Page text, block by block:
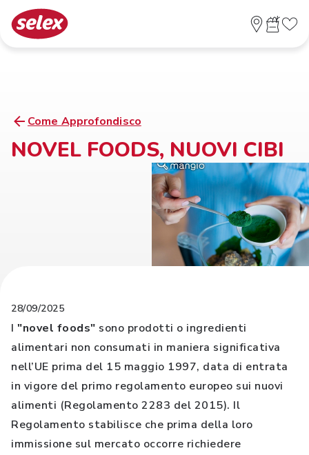
Come Approfondisco
NOVEL FOODS, NUOVI CIBI
28/09/2025
I "novel foods" sono prodotti o ingredienti
alimentari non consumati in maniera significativa
nell’UE prima del 15 maggio 1997, data di entrata
in vigore del primo regolamento europeo sui nuovi
alimenti (Regolamento 2283 del 2015). Il
Regolamento stabilisce che prima della loro
immissione sul mercato occorre richiedere